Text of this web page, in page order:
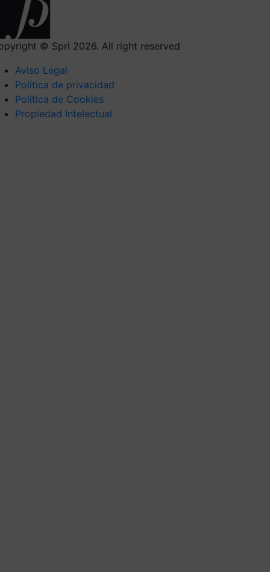
© Spri 2026. All right reserved
Aviso Legal
Política de privacidad
Política de Cookies
Propiedad Intelectual